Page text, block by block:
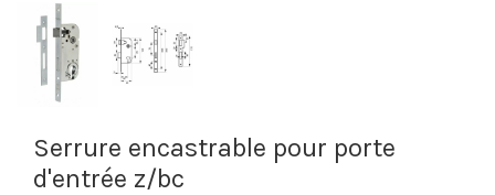
Serrure encastrable pour porte
d'entrée z/bc